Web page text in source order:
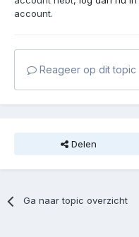
account.
Reageer op dit topic
Delen
Ga naar topic overzicht